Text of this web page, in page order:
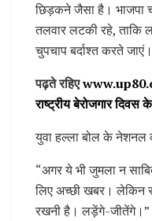
छिड़कने जैसा है। भाजपा
तलवार लटकी रहे, ताकि
चुपचाप बर्दाश्त करते जाएं।
पढ़ते रहिए
राष्ट्रीय बेरोजगार दिवस
युवा हल्ला बोल के नेशनल
“अगर ये भी जुमला न
लिए अच्छी खबर। लेकिन
रखनी है। लड़ेंगे-जीतेंगे।”